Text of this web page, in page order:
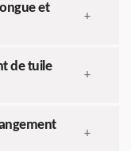
et
+
de tuile
+
+